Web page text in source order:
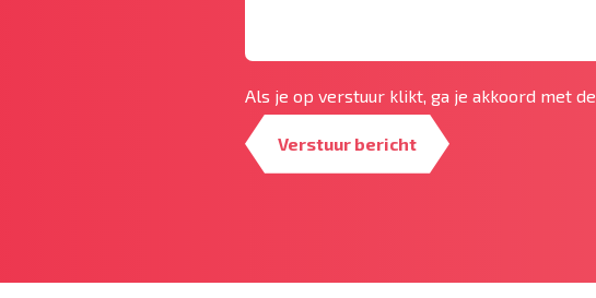
Als je op verstuur klikt, ga je akkoord met de
Verstuur bericht